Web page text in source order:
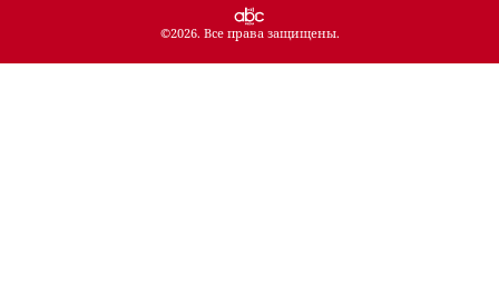
©2026. Все права защищены.